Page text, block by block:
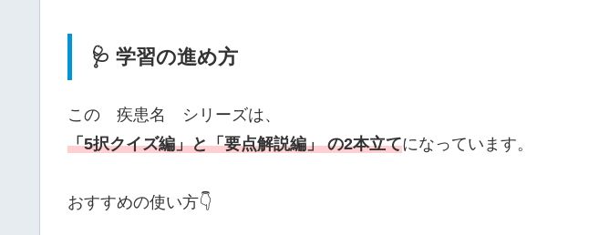
🩺 学習の進め方
この 疾患名 シリーズは、
「5択クイズ編」と「要点解説編」 の2本立てになっています。
おすすめの使い方👇